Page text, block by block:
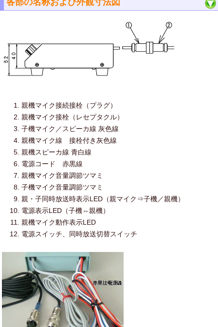
各部の名称および外観寸法図
親機マイク接続接栓（プラグ）
親機マイク接栓（レセプタクル）
子機マイク／スピーカ線 灰色線
親機マイク線 接栓付き灰色線
親機スピーカ線 青白線
電源コード 赤黒線
親機マイク音量調節ツマミ
子機マイク音量調節ツマミ
親・子同時放送時表示LED（親マイク⇒子機／親機）
電源表示LED（子機⇔親機）
親機マイク動作表示LED
電源スイッチ、同時放送切替スイッチ